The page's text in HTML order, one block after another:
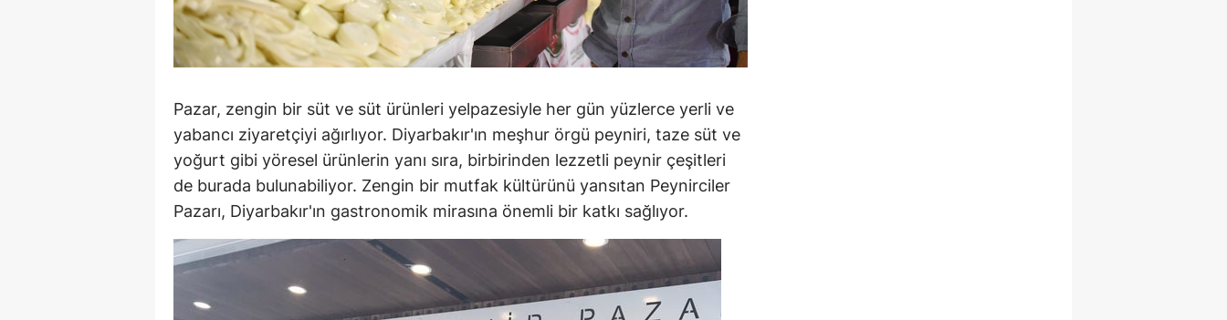
Pazar, zengin bir süt ve süt ürünleri yelpazesiyle her gün yüzlerce yerli ve
yabancı ziyaretçiyi ağırlıyor. Diyarbakır'ın meşhur örgü peyniri, taze süt ve
yoğurt gibi yöresel ürünlerin yanı sıra, birbirinden lezzetli peynir çeşitleri
de burada bulunabiliyor. Zengin bir mutfak kültürünü yansıtan Peynirciler
Pazarı, Diyarbakır'ın gastronomik mirasına önemli bir katkı sağlıyor.